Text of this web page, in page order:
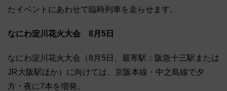
たイベントにあわせて臨時列車を走らせます。
なにわ淀川花火大会 8月5日
なにわ淀川花火大会（8月5日、最寄駅：阪急十三駅または
JR大阪駅ほか）に向けては、京阪本線・中之島線で夕
方・夜に7本を増発。